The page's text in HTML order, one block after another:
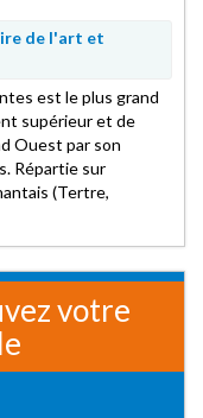
de l'art et
est le plus grand
supérieur et de
Ouest par son
Répartie sur
(Tertre,
votre